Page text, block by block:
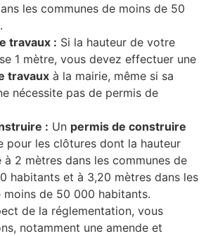
les communes de moins de 50
travaux : Si la hauteur de votre
1 mètre, vous devez effectuer une
travaux à la mairie, même si sa
nécessite pas de permis de
: Un permis de construire
pour les clôtures dont la hauteur
à 2 mètres dans les communes de
habitants et à 3,20 mètres dans les
moins de 50 000 habitants.
de la réglementation, vous
notamment une amende et